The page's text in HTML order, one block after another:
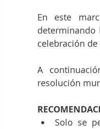
En este
celebración
A
resolución
Solo se